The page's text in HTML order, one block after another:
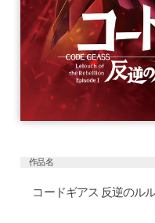
作品名
コードギアス 反逆のル